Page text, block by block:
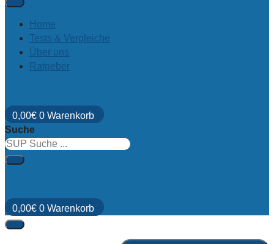
Home
Tests & Vergleiche
Über uns
Ratgeber
0,00€ 0 Warenkorb
Suche
0,00€ 0 Warenkorb